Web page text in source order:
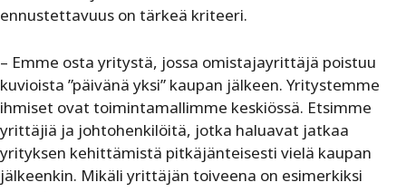
ennustettavuus on tärkeä kriteeri.
– Emme osta yritystä, jossa omistajayrittäjä poistuu
kuvioista ”päivänä yksi” kaupan jälkeen. Yritystemme
ihmiset ovat toimintamallimme keskiössä. Etsimme
yrittäjiä ja johtohenkilöitä, jotka haluavat jatkaa
yrityksen kehittämistä pitkäjänteisesti vielä kaupan
jälkeenkin. Mikäli yrittäjän toiveena on esimerkiksi